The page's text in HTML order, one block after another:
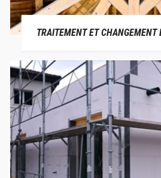
TRAITEMENT ET CHANGEMENT